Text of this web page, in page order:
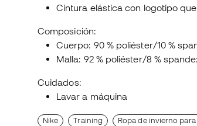
Cintura elástica con logotipo
Composición:
Cuerpo: 90 % poliéster/10 %
Malla: 92 % poliéster/8 %
Cuidados:
Lavar a máquina
Nike Training Ropa de invierno